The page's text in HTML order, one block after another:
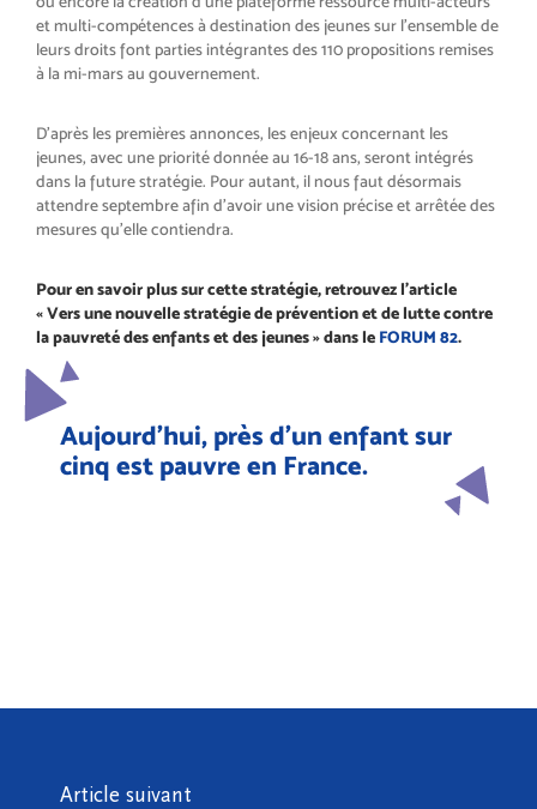
et multi-compétences à destination des jeunes sur l’ensemble de
leurs droits font parties intégrantes des 110 propositions remises
à la mi-mars au gouvernement.
D’après les premières annonces, les enjeux concernant les
jeunes, avec une priorité donnée au 16-18 ans, seront intégrés
dans la future stratégie. Pour autant, il nous faut désormais
attendre septembre afin d’avoir une vision précise et arrêtée des
mesures qu’elle contiendra.
Pour en savoir plus sur cette stratégie, retrouvez l’article
« Vers une nouvelle stratégie de prévention et de lutte contre
la pauvreté des enfants et des jeunes » dans le FORUM 82.
Aujourd'hui, près d'un enfant sur
cinq est pauvre en France.
Article suivant